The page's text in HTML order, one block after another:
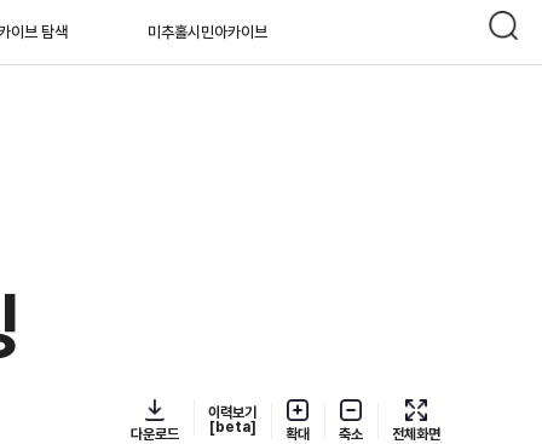
이브 탐색 미추홀시민아카이브
다운로드
이력보기
[beta]
확대 축소 전체화면